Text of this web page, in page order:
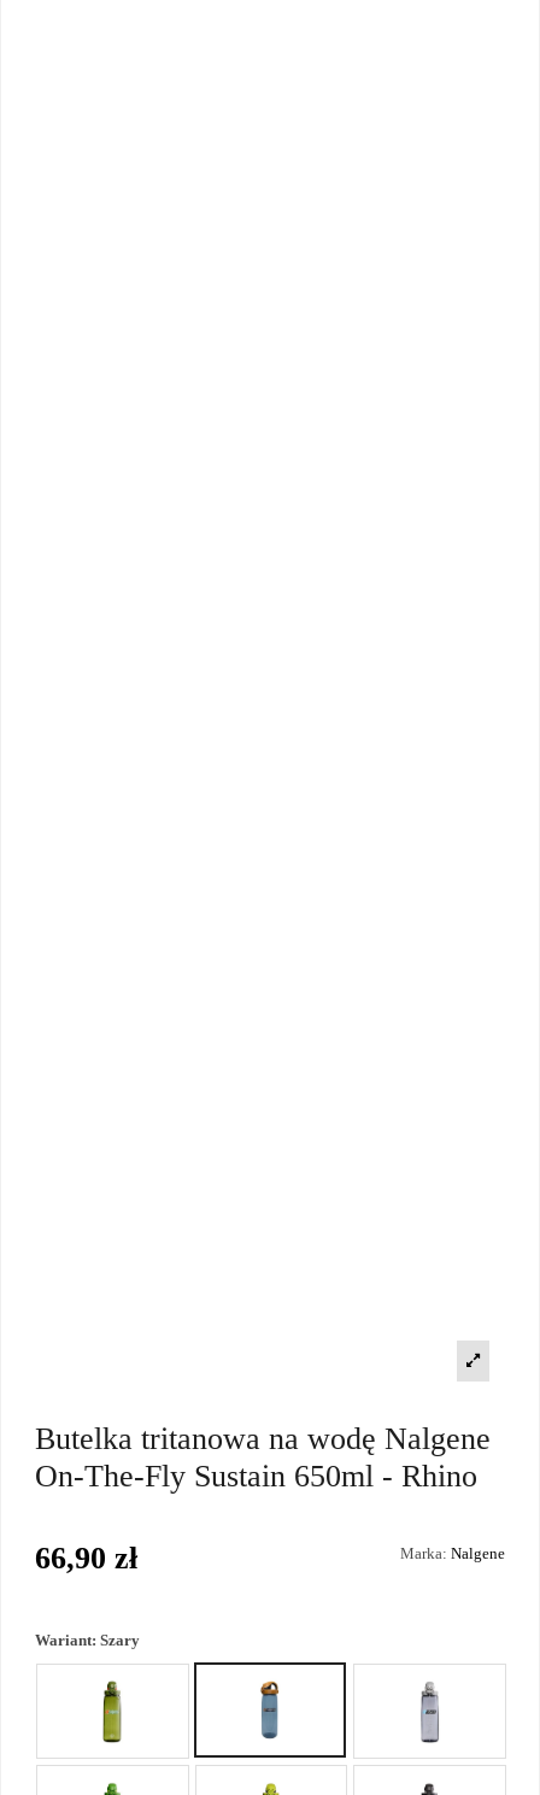
Butelka tritanowa na wodę Nalgene
On-The-Fly Sustain 650ml - Rhino
Marka: Nalgene
66,90 zł
Wariant: Szary